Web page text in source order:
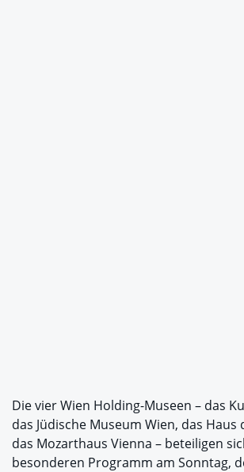
Die vier Wien Holding-Museen – das
das Jüdische Museum Wien, das Haus
das Mozarthaus Vienna – beteiligen
besonderen Programm am Sonntag,